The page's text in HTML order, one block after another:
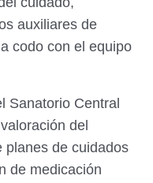
auxiliares de
codo con el equipo
Sanatorio Central
del
planes de cuidados
de medicación